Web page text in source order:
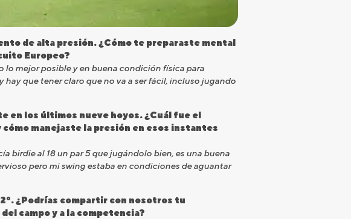
de alta presión. ¿Cómo te preparaste mental
Europeo?
lo mejor posible y en buena condición física para
que tener claro que no va a ser fácil, incluso jugando
en los últimos nueve hoyos. ¿Cuál fue el
manejaste la presión en esos instantes
birdie al 18 un par 5 que jugándolo bien, es una buena
pero mi swing estaba en condiciones de aguantar
¿Podrías compartir con nosotros tu
campo y a la competencia?